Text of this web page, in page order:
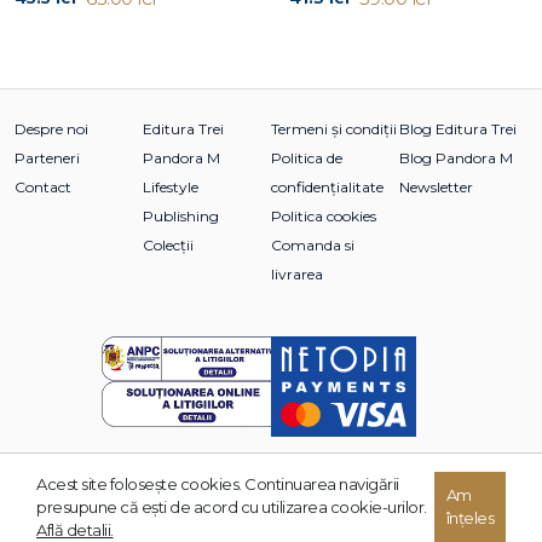
Despre noi
Parteneri
Contact
Editura Trei
Pandora M
Lifestyle
Publishing
Colecții
Termeni și condiții
Politica de
confidențialitate
Politica cookies
Comanda si
livrarea
Blog Editura Trei
Blog Pandora M
Newsletter
© 2026 Grupul Editorial TREI. Toate drepturile rezervate.
Acest site foloseşte cookies. Continuarea navigării
presupune că eşti de acord cu utilizarea cookie-urilor.
Află detalii.
Am
înțeles